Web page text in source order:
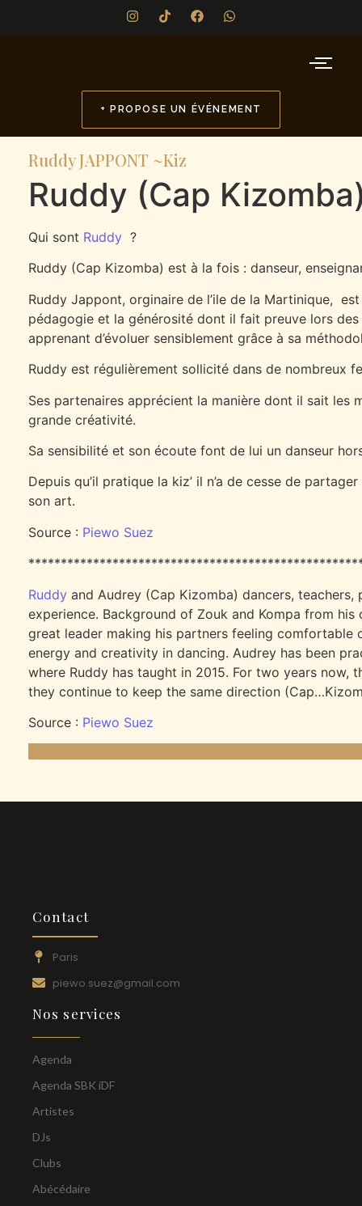
+ PROPOSE UN ÉVÉNEMENT
Ruddy JAPPONT ~Kiz
Ruddy (Cap
Qui sont Ruddy ?
Ruddy (Cap Kizomba) est à la fois : danseur,
Ruddy Jappont, orginaire de l’ile de la Martinique,
pédagogie et la générosité dont il fait preuve lors
apprenant d’évoluer sensiblement grâce à sa
Ruddy est régulièrement sollicité dans de nombreux
Ses partenaires apprécient la manière dont il sait
grande créativité.
Sa sensibilité et son écoute font de lui un danseur
Depuis qu’il pratique la kiz’ il n’a de cesse de
son art.
Source : Piewo Suez
Ruddy and Audrey (Cap Kizomba) dancers,
experience. Background of Zouk and Kompa from
great leader making his partners feeling
energy and creativity in dancing. Audrey has been
where Ruddy has taught in 2015. For two years now,
they continue to keep the same direction
Source : Piewo Suez
Contact
Paris
piewo.suez@gmail.com
Nos services
Agenda
Agenda SBK iDF
Artistes
DJs
Clubs
Abécédaire